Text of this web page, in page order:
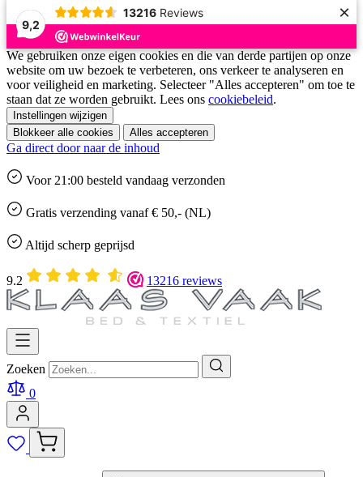
9,2
13216 Reviews ×
We gebruiken onze eigen cookies en die van derde partijen op onze
website om uw bezoek te verbeteren, ons verkeer te analyseren en
voor veiligheid en marketing. Selecteer "Alles accepteren" om toe te
staan dat ze worden gebruikt. Lees ons cookiebeleid.
Instellingen wijzigen
Blokkeer alle cookies
Alles accepteren
Ga direct door naar de inhoud
Voor 21:00 besteld vandaag verzonden
Gratis verzending vanaf € 50,- (NL)
Altijd scherp geprijsd
9.2 13216 reviews
Zoeken
0